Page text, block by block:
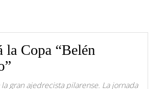
la Copa “Belén
gran ajedrecista pilarense. La jornada